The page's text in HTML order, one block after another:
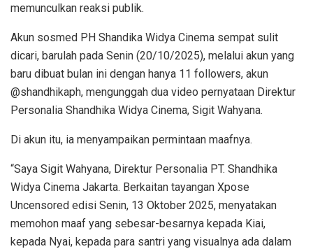
memunculkan reaksi publik.
Akun sosmed PH Shandika Widya Cinema sempat sulit
dicari, barulah pada Senin (20/10/2025), melalui akun yang
baru dibuat bulan ini dengan hanya 11 followers, akun
@shandhikaph, mengunggah dua video pernyataan Direktur
Personalia Shandhika Widya Cinema, Sigit Wahyana.
Di akun itu, ia menyampaikan permintaan maafnya.
“Saya Sigit Wahyana, Direktur Personalia PT. Shandhika
Widya Cinema Jakarta. Berkaitan tayangan Xpose
Uncensored edisi Senin, 13 Oktober 2025, menyatakan
memohon maaf yang sebesar-besarnya kepada Kiai,
kepada Nyai, kepada para santri yang visualnya ada dalam